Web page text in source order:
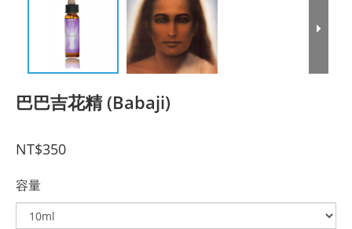
巴巴吉花精 (Babaji)
NT$350
容量